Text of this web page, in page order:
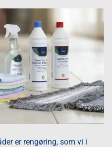
er rengøring, som vi i